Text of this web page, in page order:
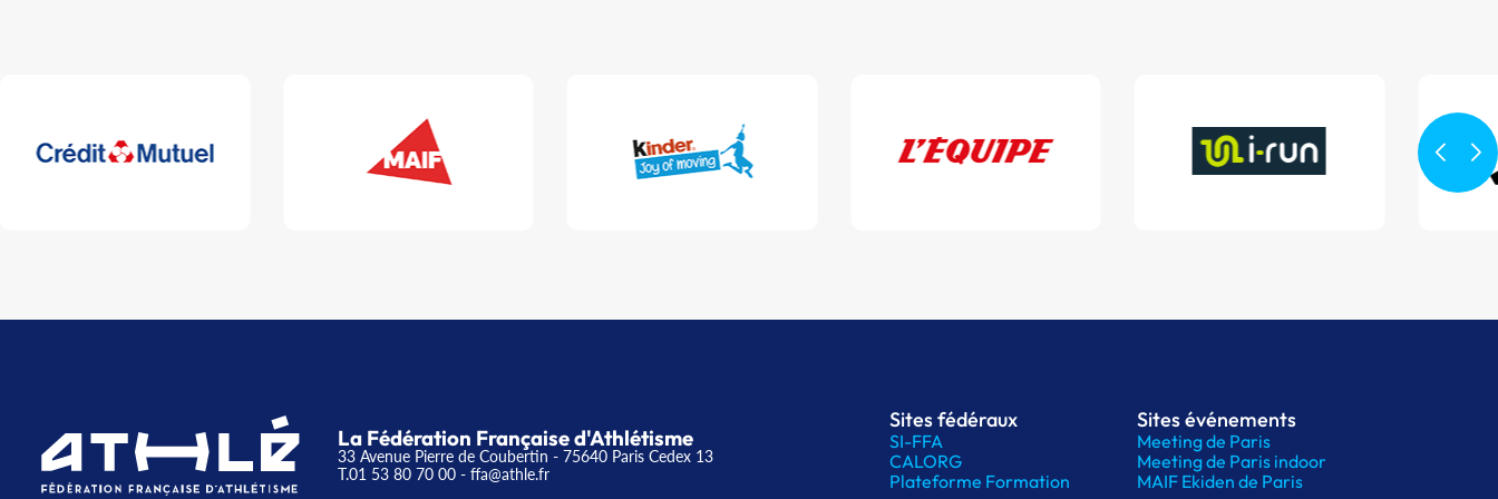
La Fédération Française d'Athlétisme
33 Avenue Pierre de Coubertin - 75640 Paris Cedex 13
T.01 53 80 70 00 - ffa@athle.fr
Sites fédéraux
SI-FFA
CALORG
Plateforme Formation
Sites événements
Meeting de Paris
Meeting de Paris indoor
MAIF Ekiden de Paris